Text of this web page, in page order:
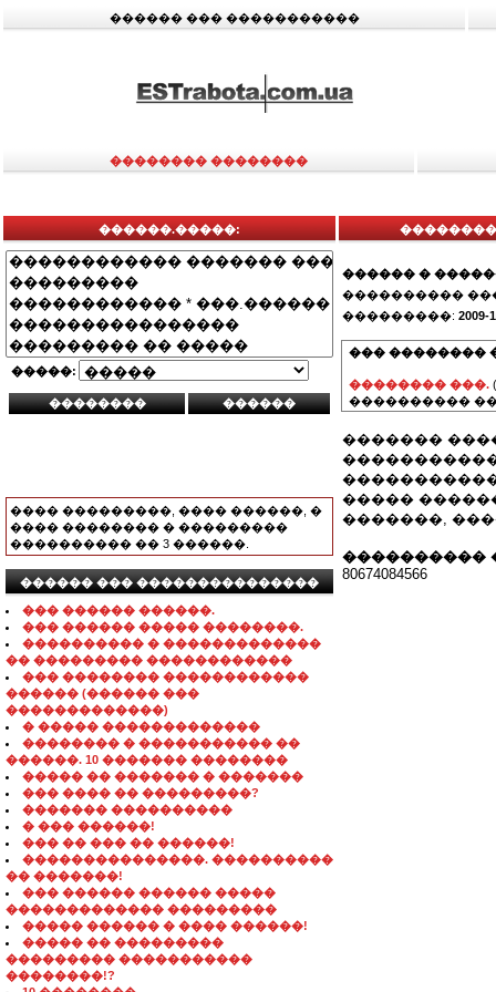
������ ��� �����������
�������� ��������
������.�����:
�����:
���� ���������, ���� ������, �
���� �������� � ���������
���������� �� 3 ������.
������ ��� ���������������
��� ������ ������.
��� ������ ����� ��������.
���������� � �������������
�� ��������� ������������
��� �������� ������������
������ (������ ���
�������������)
� ����� �������������
�������� � ����������� ��
������. 10 ������� ��������
����� �� ������� � �������
��� ���� �� ���������?
������� ����������
� ��� ������!
��� �� ��� �� ������!
���������������. ����������
�� �������!
��� ������ ������ �����
������������� ���������
����� ������ � ���� ������!
����� �� ���������
��������� �����������
��������!?
������ �
����������
���������: 2009-
��� ��������
�������� ���.
����������
�������
�����
�������,
����������
80674084566